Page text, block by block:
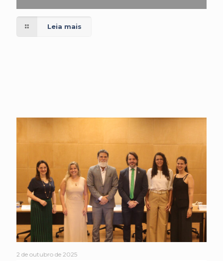
Leia mais
2 de outubro de 2025